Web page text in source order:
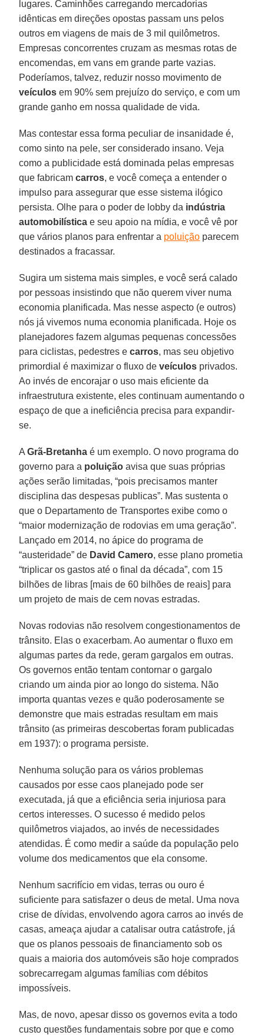
lugares. Caminhões carregando mercadorias
idênticas em direções opostas passam uns pelos
outros em viagens de mais de 3 mil quilômetros.
Empresas concorrentes cruzam as mesmas rotas de
encomendas, em vans em grande parte vazias.
Poderíamos, talvez, reduzir nosso movimento de
veículos em 90% sem prejuízo do serviço, e com um
grande ganho em nossa qualidade de vida.
Mas contestar essa forma peculiar de insanidade é,
como sinto na pele, ser considerado insano. Veja
como a publicidade está dominada pelas empresas
que fabricamcarros, e você começa a entender o
impulso para assegurar que esse sistema ilógico
persista. Olhe para o poder de lobby da indústria
automobilística e seu apoio na mídia, e você vê por
que vários planos para enfrentar a poluição parecem
destinados a fracassar.
Sugira um sistema mais simples, e você será calado
por pessoas insistindo que não querem viver numa
economia planificada. Mas nesse aspecto (e outros)
nós já vivemos numa economia planificada. Hoje os
planejadores fazem algumas pequenas concessões
para ciclistas, pedestres ecarros, mas seu objetivo
primordial é maximizar o fluxo deveículos privados.
Ao invés de encorajar o uso mais eficiente da
infraestrutura existente, eles continuam aumentando o
espaço de que a ineficiência precisa para expandir-
se.
AGrã-Bretanha é um exemplo. O novo programa do
governo para a poluição avisa que suas próprias
ações serão limitadas, “pois precisamos manter
disciplina das despesas publicas”. Mas sustenta o
que o Departamento de Transportes exibe como o
“maior modernização de rodovias em uma geração”.
Lançado em 2014, no ápice do programa de
“austeridade” de David Camero, esse plano prometia
“triplicar os gastos até o final da década”, com 15
bilhões de libras [mais de 60 bilhões de reais] para
um projeto de mais de cem novas estradas.
Novas rodovias não resolvem congestionamentos de
trânsito. Elas o exacerbam. Ao aumentar o fluxo em
algumas partes da rede, geram gargalos em outras.
Os governos então tentam contornar o gargalo
criando um ainda pior ao longo do sistema. Não
importa quantas vezes e quão poderosamente se
demonstre que mais estradas resultam em mais
trânsito (as primeiras descobertas foram publicadas
em 1937): o programa persiste.
Nenhuma solução para os vários problemas
causados por esse caos planejado pode ser
executada, já que a eficiência seria injuriosa para
certos interesses. O sucesso é medido pelos
quilômetros viajados, ao invés de necessidades
atendidas. É como medir a saúde da população pelo
volume dos medicamentos que ela consome.
Nenhum sacrifício em vidas, terras ou ouro é
suficiente para satisfazer o deus de metal. Uma nova
crise de dívidas, envolvendo agora carros ao invés de
casas, ameaça ajudar a catalisar outra catástrofe, já
que os planos pessoais de financiamento sob os
quais a maioria dos automóveis são hoje comprados
sobrecarregam algumas famílias com débitos
impossíveis.
Mas, de novo, apesar disso os governos evita a todo
custo questões fundamentais sobre por que e como